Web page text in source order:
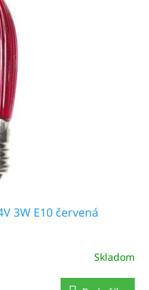
3W E10 červená
Skladom